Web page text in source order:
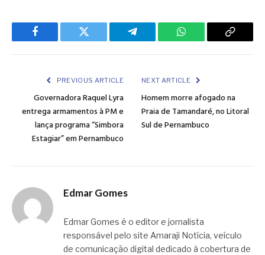
Facebook Twitter Telegram WhatsApp Copy
PREVIOUS ARTICLE
Governadora Raquel Lyra
entrega armamentos à PM e
lança programa “Simbora
Estagiar” em Pernambuco
NEXT ARTICLE
Homem morre afogado na
Praia de Tamandaré, no Litoral
Sul de Pernambuco
Edmar Gomes
Edmar Gomes é o editor e jornalista
responsável pelo site Amaraji Notícia, veículo
de comunicação digital dedicado à cobertura de